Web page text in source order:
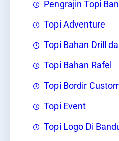
Pengrajin Topi
Topi Adventure
Topi Bahan Drill
Topi Bahan Rafel
Topi Bordir
Topi Event
Topi Logo Di